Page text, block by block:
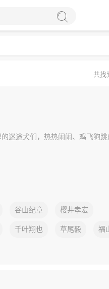
共找
迷途犬们，热热闹闹、鸡飞狗
谷山纪章 樱井孝宏
千叶翔也 草尾毅 福